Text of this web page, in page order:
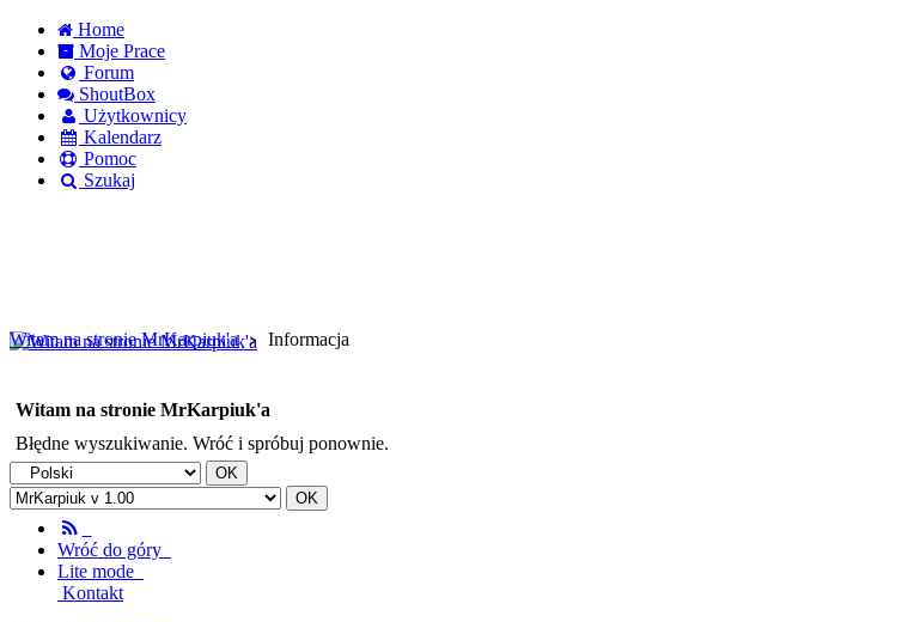
Home
Moje Prace
Forum
ShoutBox
Użytkownicy
Kalendarz
Pomoc
Szukaj
Witam na stronie MrKarpiuk'a
Informacja
Witam na stronie MrKarpiuk'a
Błędne wyszukiwanie. Wróć i spróbuj ponownie.
Wróć do góry
Lite mode
Kontakt